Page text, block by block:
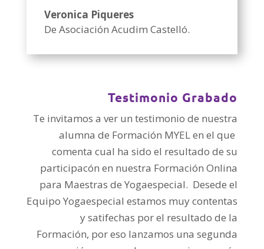
Veronica Piqueres
De Asociación Acudim Castelló.
Testimonio Grabado
Te invitamos a ver un testimonio de nuestra
alumna de Formación MYEL en el que
comenta cual ha sido el resultado de su
participacón en nuestra Formación Onlina
para Maestras de Yogaespecial. Desede el
Equipo Yogaespecial estamos muy contentas
y satifechas por el resultado de la
Formación, por eso lanzamos una segunda